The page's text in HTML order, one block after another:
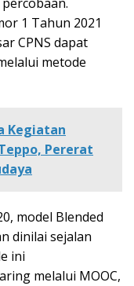
1 Tahun 2021
CPNS dapat
metode
Kegiatan
Pererat
model Blended
dinilai sejalan
ini
melalui MOOC,